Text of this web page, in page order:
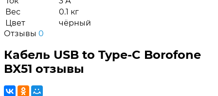
Вес
0.1 кг
Цвет
чёрный
Отзывы 0
Кабель USB to Type-C Borofone
BX51 отзывы